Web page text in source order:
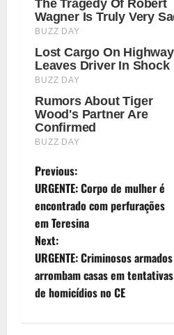
P
o
s
t
n
Previous:
URGENTE: Corpo de mulher é
encontrado com perfurações
em Teresina
Next:
URGENTE: Criminosos armados
arrombam casas em tentativas
de homicídios no CE